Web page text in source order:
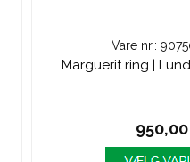
Vare nr.:
Marguerit ring |
950,00